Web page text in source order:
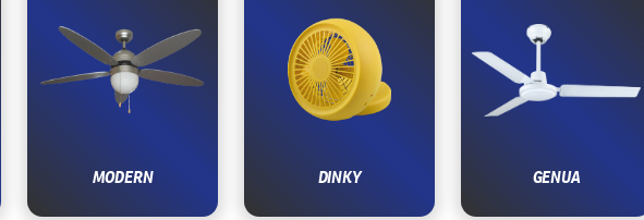
MODERN DINKY GENUA